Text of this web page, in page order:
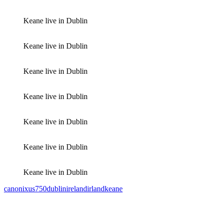
Keane live in Dublin
Keane live in Dublin
Keane live in Dublin
Keane live in Dublin
Keane live in Dublin
Keane live in Dublin
Keane live in Dublin
canonixus750dublinirelandirlandkeane